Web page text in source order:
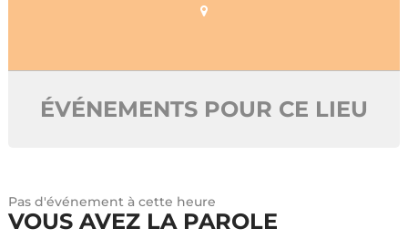
ÉVÉNEMENTS POUR CE LIEU
Pas d'événement à cette heure
VOUS AVEZ LA PAROLE